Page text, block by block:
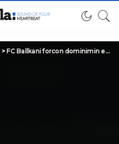
> FC Ballkani forcon dominimin evropian – rritet rekordi historik i koeficientit pas fitores ndaj Shamrock Rovers